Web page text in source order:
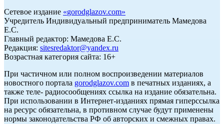
Сетевое издание «gorodglazov.com»
Учредитель Индивидуальный предприниматель Мамедова
Е.С.
Главный редактор: Мамедова Е.С.
Редакция: sitesredaktor@yandex.ru
Возрастная категория сайта: 16+
При частичном или полном воспроизведении материалов
новостного портала gorodglazov.com в печатных изданиях, а
также теле- радиосообщениях ссылка на издание обязательна.
При использовании в Интернет-изданиях прямая гиперссылка
на ресурс обязательна, в противном случае будут применены
нормы законодательства РФ об авторских и смежных правах.